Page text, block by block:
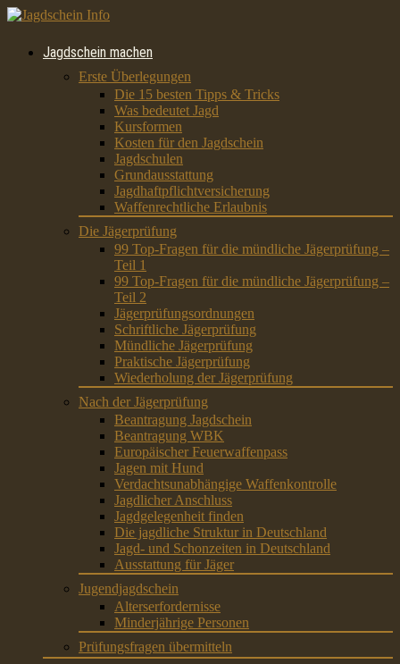
Jagdschein machen
Erste Überlegungen
Die 15 besten Tipps & Tricks
Was bedeutet Jagd
Kursformen
Kosten für den Jagdschein
Jagdschulen
Grundausstattung
Jagdhaftpflichtversicherung
Waffenrechtliche Erlaubnis
Die Jägerprüfung
99 Top-Fragen für die mündliche Jägerprüfung –
Teil 1
99 Top-Fragen für die mündliche Jägerprüfung –
Teil 2
Jägerprüfungsordnungen
Schriftliche Jägerprüfung
Mündliche Jägerprüfung
Praktische Jägerprüfung
Wiederholung der Jägerprüfung
Nach der Jägerprüfung
Beantragung Jagdschein
Beantragung WBK
Europäischer Feuerwaffenpass
Jagen mit Hund
Verdachtsunabhängige Waffenkontrolle
Jagdlicher Anschluss
Jagdgelegenheit finden
Die jagdliche Struktur in Deutschland
Jagd- und Schonzeiten in Deutschland
Ausstattung für Jäger
Jugendjagdschein
Alterserfordernisse
Minderjährige Personen
Prüfungsfragen übermitteln